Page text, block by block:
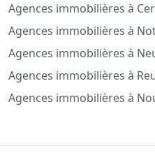
Agences immobilières à
Agences immobilières à
Agences immobilières à
Agences immobilières à
Agences immobilières à